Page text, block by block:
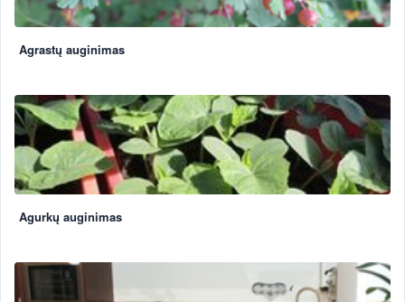
Agrastų auginimas
Agurkų auginimas